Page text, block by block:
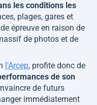
les conditions les
plages, gares et
épreuve en raison de
de photos et de
l'Arcep, profite donc de
de son
de futurs
immédiatement